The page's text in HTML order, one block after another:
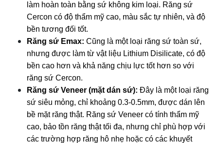
làm hoàn toàn bằng sứ không kim loại. Răng sứ
Cercon có độ thẩm mỹ cao, màu sắc tự nhiên, và độ
bền tương đối tốt.
Răng sứ Emax: Cũng là một loại răng sứ toàn sứ,
nhưng được làm từ vật liệu Lithium Disilicate, có độ
bền cao hơn và khả năng chịu lực tốt hơn so với
răng sứ Cercon.
Răng sứ Veneer (mặt dán sứ): Đây là một loại răng
sứ siêu mỏng, chỉ khoảng 0.3-0.5mm, được dán lên
bề mặt răng thật. Răng sứ Veneer có tính thẩm mỹ
cao, bảo tồn răng thật tối đa, nhưng chỉ phù hợp với
các trường hợp răng hô nhẹ hoặc có các khuyết